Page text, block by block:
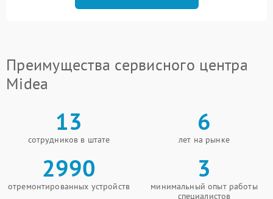
Преимущества сервисного центра
Midea
13
сотрудников в штате
6
лет на рынке
2990
отремонтированных устройств
3
минимальный опыт работы
специалистов